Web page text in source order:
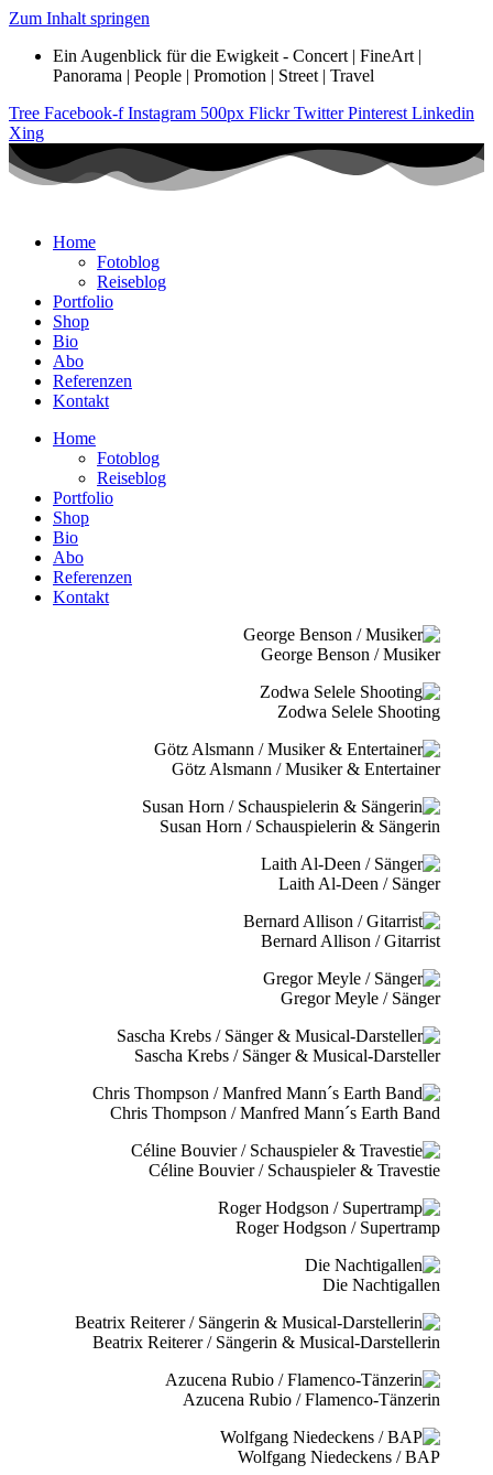
Zum Inhalt springen
Ein Augenblick für die Ewigkeit - Concert | FineArt |
Panorama | People | Promotion | Street | Travel
Tree Facebook-f Instagram 500px Flickr Twitter Pinterest Linkedin
Xing
Home
Fotoblog
Reiseblog
Portfolio
Shop
Bio
Abo
Referenzen
Kontakt
Home
Fotoblog
Reiseblog
Portfolio
Shop
Bio
Abo
Referenzen
Kontakt
George Benson / Musiker
Zodwa Selele Shooting
Götz Alsmann / Musiker & Entertainer
Susan Horn / Schauspielerin & Sängerin
Laith Al-Deen / Sänger
Bernard Allison / Gitarrist
Gregor Meyle / Sänger
Sascha Krebs / Sänger & Musical-Darsteller
Chris Thompson / Manfred Mann´s Earth Band
Céline Bouvier / Schauspieler & Travestie
Roger Hodgson / Supertramp
Die Nachtigallen
Beatrix Reiterer / Sängerin & Musical-Darstellerin
Azucena Rubio / Flamenco-Tänzerin
Wolfgang Niedeckens / BAP